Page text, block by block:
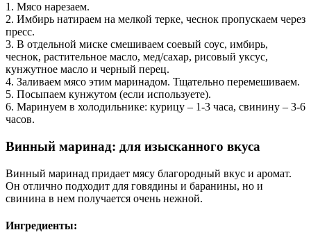
1. Мясо нарезаем.
2. Имбирь натираем на мелкой терке, чеснок пропускаем через
пресс.
3. В отдельной миске смешиваем соевый соус, имбирь,
чеснок, растительное масло, мед/сахар, рисовый уксус,
кунжутное масло и черный перец.
4. Заливаем мясо этим маринадом. Тщательно перемешиваем.
5. Посыпаем кунжутом (если используете).
6. Маринуем в холодильнике: курицу – 1-3 часа, свинину – 3-6
часов.
Винный маринад: для изысканного вкуса
Винный маринад придает мясу благородный вкус и аромат.
Он отлично подходит для говядины и баранины, но и
свинина в нем получается очень нежной.
Ингредиенты: